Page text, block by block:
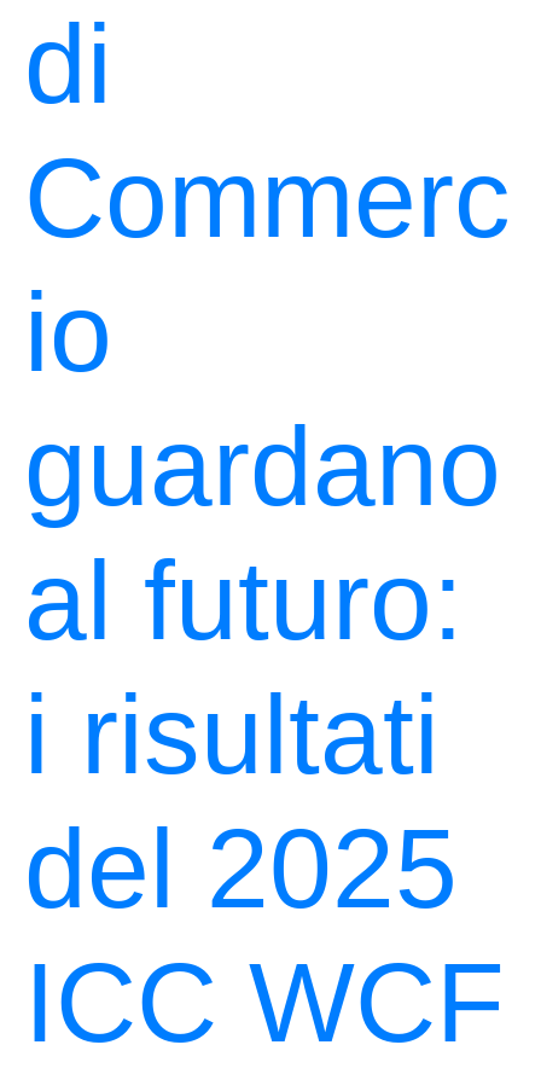
di
Commerc
io
guardano
al futuro:
i risultati
del 2025
ICC WCF